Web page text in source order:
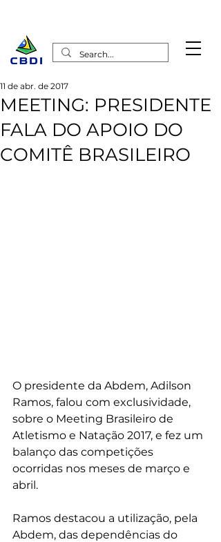
MEETING: PRESIDENTE
FALA DO APOIO DO
COMITÊ BRASILEIRO
11 de abr. de 2017
O presidente da Abdem, Adilson
Ramos, falou com exclusividade,
sobre o Meeting Brasileiro de
Atletismo e Natação 2017, e fez um
balanço das competições
ocorridas nos meses de março e
abril.
Ramos destacou a utilização, pela
Abdem, das dependências do